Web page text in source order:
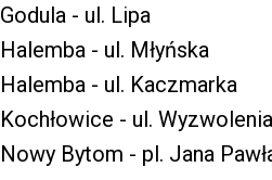
Godula - ul. Lipa
Halemba - ul. Młyńska
Halemba - ul. Kaczmarka
Kochłowice - ul. Wyzwolenia
Nowy Bytom - pl. Jana